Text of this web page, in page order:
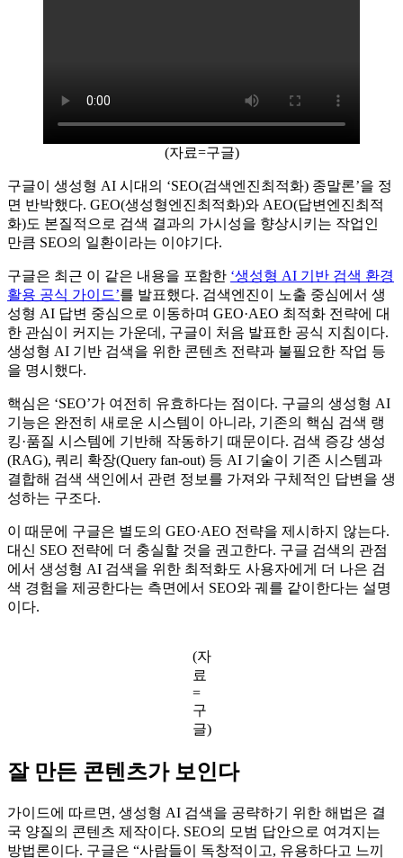
(자료=구글)
구글이 생성형 AI 시대의 ‘SEO(검색엔진최적화) 종말론’을 정
면 반박했다. GEO(생성형엔진최적화)와 AEO(답변엔진최적
화)도 본질적으로 검색 결과의 가시성을 향상시키는 작업인
만큼 SEO의 일환이라는 이야기다.
구글은 최근 이 같은 내용을 포함한 ‘생성형 AI 기반 검색 환경
활용 공식 가이드’를 발표했다. 검색엔진이 노출 중심에서 생
성형 AI 답변 중심으로 이동하며 GEO·AEO 최적화 전략에 대
한 관심이 커지는 가운데, 구글이 처음 발표한 공식 지침이다.
생성형 AI 기반 검색을 위한 콘텐츠 전략과 불필요한 작업 등
을 명시했다.
핵심은 ‘SEO’가 여전히 유효하다는 점이다. 구글의 생성형 AI
기능은 완전히 새로운 시스템이 아니라, 기존의 핵심 검색 랭
킹·품질 시스템에 기반해 작동하기 때문이다. 검색 증강 생성
(RAG), 쿼리 확장(Query fan-out) 등 AI 기술이 기존 시스템과
결합해 검색 색인에서 관련 정보를 가져와 구체적인 답변을 생
성하는 구조다.
이 때문에 구글은 별도의 GEO·AEO 전략을 제시하지 않는다.
대신 SEO 전략에 더 충실할 것을 권고한다. 구글 검색의 관점
에서 생성형 AI 검색을 위한 최적화도 사용자에게 더 나은 검
색 경험을 제공한다는 측면에서 SEO와 궤를 같이한다는 설명
이다.
(자
료
=
구
글)
잘 만든 콘텐츠가 보인다
가이드에 따르면, 생성형 AI 검색을 공략하기 위한 해법은 결
국 양질의 콘텐츠 제작이다. SEO의 모범 답안으로 여겨지는
방법론이다. 구글은 “사람들이 독창적이고, 유용하다고 느끼